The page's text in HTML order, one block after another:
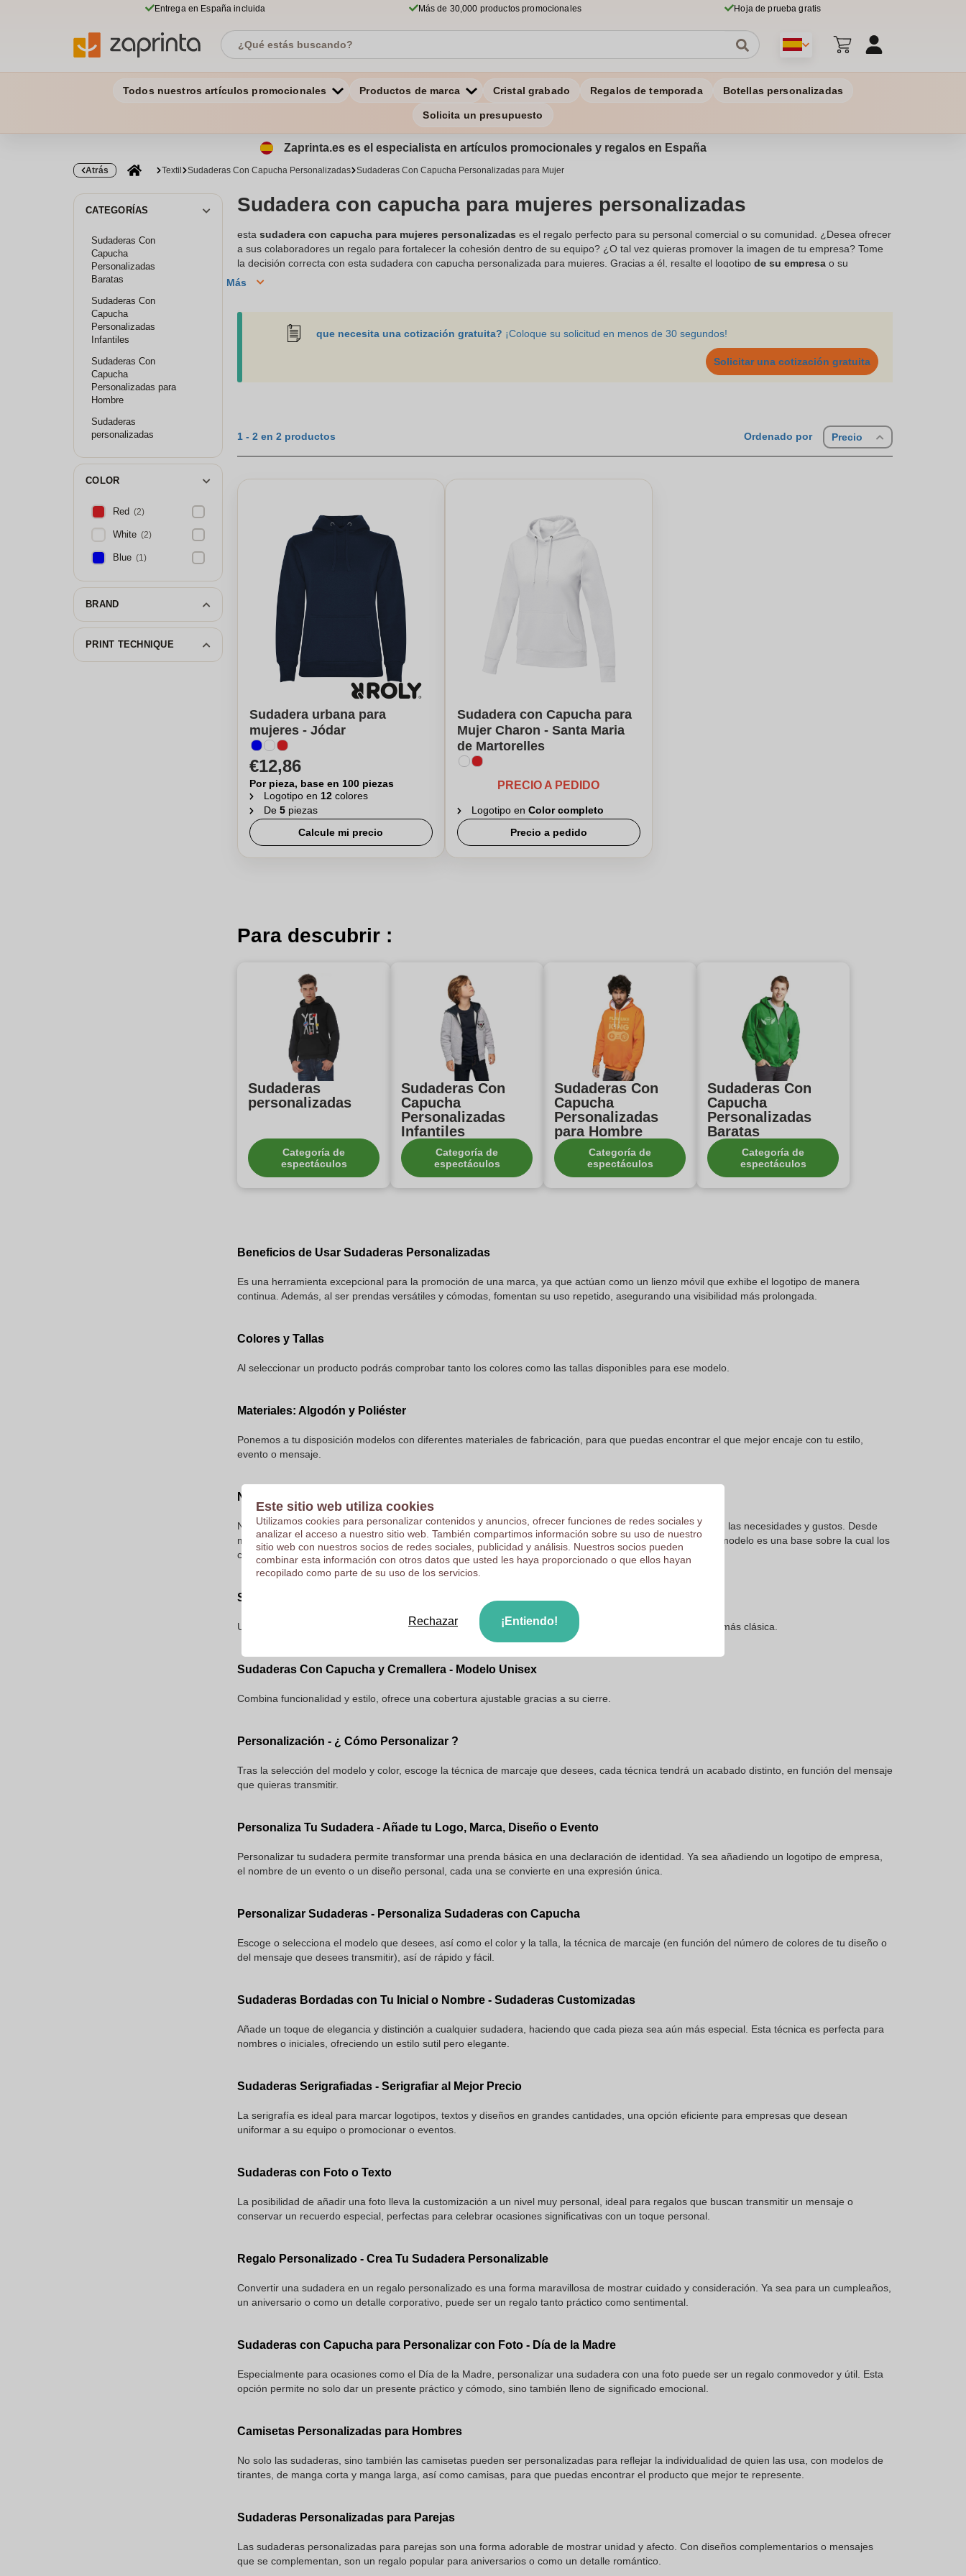
Entrega en España incluida Más de 30,000 productos promocionales Hoja de prueba gratis
Todos nuestros artículos promocionales Productos de marca Cristal grabado Regalos de temporada Botellas personalizadas
Solicita un presupuesto
Zaprinta.es es el especialista en artículos promocionales y regalos en España
Atrás Textil Sudaderas Con Capucha Personalizadas Sudaderas Con Capucha Personalizadas para Mujer
CATEGORÍAS
Sudaderas Con
Capucha
Personalizadas
Baratas
Sudaderas Con
Capucha
Personalizadas
Infantiles
Sudaderas Con
Capucha
Personalizadas para
Hombre
Sudaderas
personalizadas
COLOR
Red (2)
White (2)
Blue (1)
BRAND
PRINT TECHNIQUE
Sudadera con capucha para mujeres personalizadas
esta sudadera con capucha para mujeres personalizadas es el regalo perfecto para su personal comercial o su comunidad. ¿Desea ofrecer
a sus colaboradores un regalo para fortalecer la cohesión dentro de su equipo? ¿O tal vez quieras promover la imagen de tu empresa? Tome
la decisión correcta con esta sudadera con capucha personalizada para mujeres. Gracias a él, resalte el logotipo de su empresa o su
asociación. Por lo tanto, tenga éxito en su campaña publicitaria o su proyecto de eventos. Esta sudadera con capucha para mujeres
delantera o en la parte posterior de la sudadera. Zaprinta, instalada en Bélgica, también lo apoya en su proyecto de publicidad con una amplia
gama de otros objetos o textiles para personalizar: gourdes, camiseta, termo, bolsas, etc. Descubra nuestra gama
Más
que necesita una cotización gratuita? ¡Coloque su solicitud en menos de 30 segundos!
Solicitar una cotización gratuita
1 - 2 en 2 productos Ordenado por Precio
Sudadera urbana para
mujeres - Jódar
€12,86
Por pieza, base en 100 piezas
Logotipo en 12 colores
De 5 piezas
Calcule mi precio
Sudadera con Capucha para
Mujer Charon - Santa Maria
de Martorelles
PRECIO A PEDIDO
Logotipo en Color completo
Precio a pedido
Para descubrir :
Sudaderas
personalizadas
Categoría de
espectáculos
Sudaderas Con
Capucha
Personalizadas
Infantiles
Categoría de
espectáculos
Sudaderas Con
Capucha
Personalizadas
para Hombre
Categoría de
espectáculos
Sudaderas Con
Capucha
Personalizadas
Baratas
Categoría de
espectáculos
Beneficios de Usar Sudaderas Personalizadas
Es una herramienta excepcional para la promoción de una marca, ya que actúan como un lienzo móvil que exhibe el logotipo de manera
continua. Además, al ser prendas versátiles y cómodas, fomentan su uso repetido, asegurando una visibilidad más prolongada.
Colores y Tallas
Al seleccionar un producto podrás comprobar tanto los colores como las tallas disponibles para ese modelo.
Materiales: Algodón y Poliéster
Ponemos a tu disposición modelos con diferentes materiales de fabricación, para que puedas encontrar el que mejor encaje con tu estilo,
evento o mensaje.
Nuestra Selección de Sudaderas Personalizables - Hoodies
Nuestro catálogo de sudaderas personalizables está diseñado para ofrecer una diversidad que cumpla con las necesidades y gustos. Desde
modelos clásicos con o sin capucha hasta diseños con cremalleras para una mejor termoreguación, cada modelo es una base sobre la cual los
clientes pueden crear algo único.
Sudaderas Con Capucha Cuello Redondo para Mujer - Sin Cremallera
Un estilo más tradicional, destaca por su simplicidad y confort, ideal para aquellos que buscan una opción más clásica.
Sudaderas Con Capucha y Cremallera - Modelo Unisex
Combina funcionalidad y estilo, ofrece una cobertura ajustable gracias a su cierre.
Personalización - ¿ Cómo Personalizar ?
Tras la selección del modelo y color, escoge la técnica de marcaje que desees, cada técnica tendrá un acabado distinto, en función del mensaje
que quieras transmitir.
Personaliza Tu Sudadera - Añade tu Logo, Marca, Diseño o Evento
Personalizar tu sudadera permite transformar una prenda básica en una declaración de identidad. Ya sea añadiendo un logotipo de empresa,
el nombre de un evento o un diseño personal, cada una se convierte en una expresión única.
Personalizar Sudaderas - Personaliza Sudaderas con Capucha
Escoge o selecciona el modelo que desees, así como el color y la talla, la técnica de marcaje (en función del número de colores de tu diseño o
del mensaje que desees transmitir), así de rápido y fácil.
Sudaderas Bordadas con Tu Inicial o Nombre - Sudaderas Customizadas
Añade un toque de elegancia y distinción a cualquier sudadera, haciendo que cada pieza sea aún más especial. Esta técnica es perfecta para
nombres o iniciales, ofreciendo un estilo sutil pero elegante.
Sudaderas Serigrafiadas - Serigrafiar al Mejor Precio
La serigrafía es ideal para marcar logotipos, textos y diseños en grandes cantidades, una opción eficiente para empresas que desean
uniformar a su equipo o promocionar o eventos.
Sudaderas con Foto o Texto
La posibilidad de añadir una foto lleva la customización a un nivel muy personal, ideal para regalos que buscan transmitir un mensaje o
conservar un recuerdo especial, perfectas para celebrar ocasiones significativas con un toque personal.
Regalo Personalizado - Crea Tu Sudadera Personalizable
Convertir una sudadera en un regalo personalizado es una forma maravillosa de mostrar cuidado y consideración. Ya sea para un cumpleaños,
un aniversario o como un detalle corporativo, puede ser un regalo tanto práctico como sentimental.
Sudaderas con Capucha para Personalizar con Foto - Día de la Madre
Especialmente para ocasiones como el Día de la Madre, personalizar una sudadera con una foto puede ser un regalo conmovedor y útil. Esta
opción permite no solo dar un presente práctico y cómodo, sino también lleno de significado emocional.
Camisetas Personalizadas para Hombres
No solo las sudaderas, sino también las camisetas pueden ser personalizadas para reflejar la individualidad de quien las usa, con modelos de
tirantes, de manga corta y manga larga, así como camisas, para que puedas encontrar el producto que mejor te represente.
Sudaderas Personalizadas para Parejas
Las sudaderas personalizadas para parejas son una forma adorable de mostrar unidad y afecto. Con diseños complementarios o mensajes
que se complementan, son un regalo popular para aniversarios o como un detalle romántico.
Este sitio web utiliza cookies
Utilizamos cookies para personalizar contenidos y anuncios, ofrecer funciones de redes sociales y
analizar el acceso a nuestro sitio web. También compartimos información sobre su uso de nuestro
sitio web con nuestros socios de redes sociales, publicidad y análisis. Nuestros socios pueden
combinar esta información con otros datos que usted les haya proporcionado o que ellos hayan
recopilado como parte de su uso de los servicios.
Rechazar ¡Entiendo!